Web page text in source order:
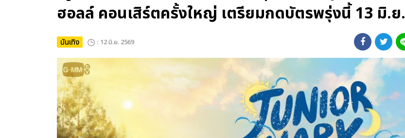
ฮอลล์ คอนเสิร์ตครั้งใหญ่ เตรียมกดบัตรพรุ่งนี้ 13 มิ.ย.
บันเทิง : 12 มิ.ย. 2569